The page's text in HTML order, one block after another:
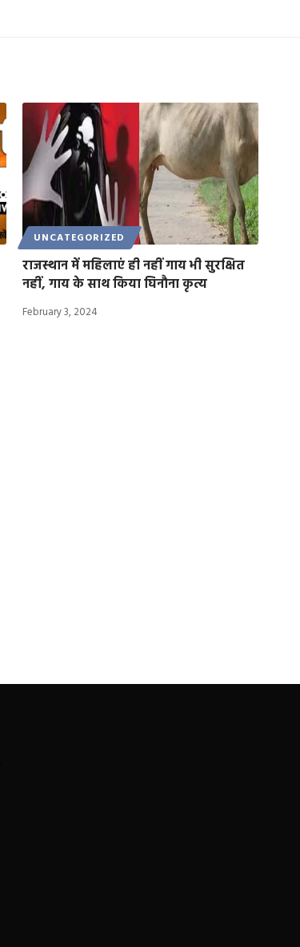
UNCATEGORIZED
राजस्थान में ​महिलाएं ही नहीं गाय भी सुरक्षित
नहीं, गाय के साथ किया घिनौना कृत्य
February 3, 2024